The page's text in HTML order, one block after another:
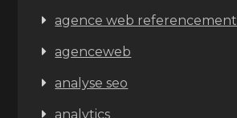
agence web referencement
agenceweb
analyse seo
analytics